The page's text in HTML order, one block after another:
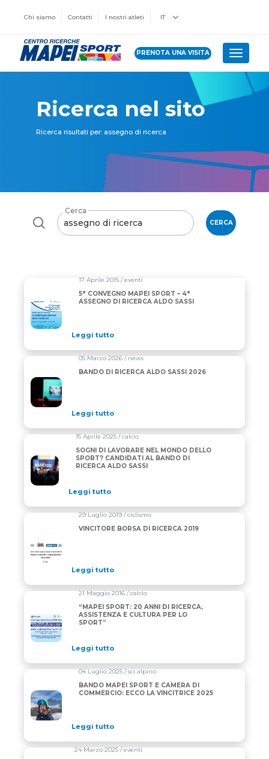
Chi siamo Contatti I nostri atleti IT
PRENOTA UNA VISITA Toggle
Ricerca nel sito
Ricerca risultati per: assegno di ricerca
Cerca
CERCA
17 Aprile 2015 / eventi
5° CONVEGNO MAPEI SPORT – 4°
ASSEGNO DI RICERCA ALDO SASSI
Leggi tutto
05 Marzo 2026 / news
BANDO DI RICERCA ALDO SASSI 2026
Leggi tutto
15 Aprile 2025 / calcio
SOGNI DI LAVORARE NEL MONDO DELLO
SPORT? CANDIDATI AL BANDO DI
RICERCA ALDO SASSI
Leggi tutto
29 Luglio 2019 / ciclismo
VINCITORE BORSA DI RICERCA 2019
Leggi tutto
21 Maggio 2016 / calcio
“MAPEI SPORT: 20 ANNI DI RICERCA,
ASSISTENZA E CULTURA PER LO
SPORT”
Leggi tutto
04 Luglio 2025 / sci alpino
BANDO MAPEI SPORT E CAMERA DI
COMMERCIO: ECCO LA VINCITRICE 2025
Leggi tutto
24 Marzo 2025 / eventi